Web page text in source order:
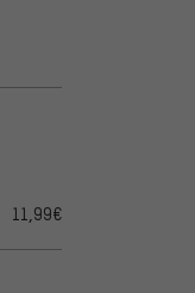
11,99€